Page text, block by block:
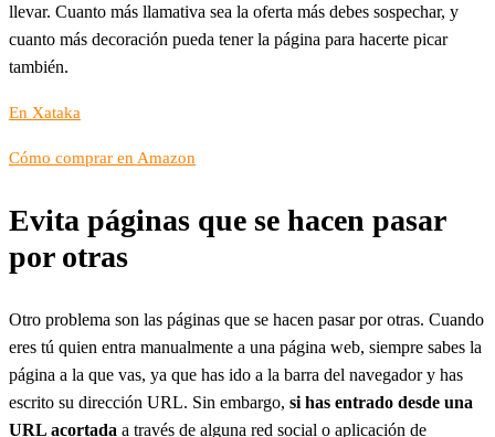
llevar. Cuanto más llamativa sea la oferta más debes sospechar, y
cuanto más decoración pueda tener la página para hacerte picar
también.
En Xataka
Cómo comprar en Amazon
Evita páginas que se hacen pasar
por otras
Otro problema son las páginas que se hacen pasar por otras. Cuando
eres tú quien entra manualmente a una página web, siempre sabes la
página a la que vas, ya que has ido a la barra del navegador y has
escrito su dirección URL. Sin embargo, si has entrado desde una
URL acortada a través de alguna red social o aplicación de